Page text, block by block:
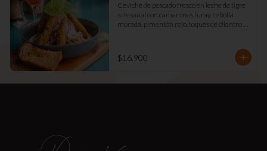
Ceviche de pescado fresco en leche de tigre
artesanal con camarones furay, cebolla
morada, pimentón rojo, toques de cilantro y
$16.900